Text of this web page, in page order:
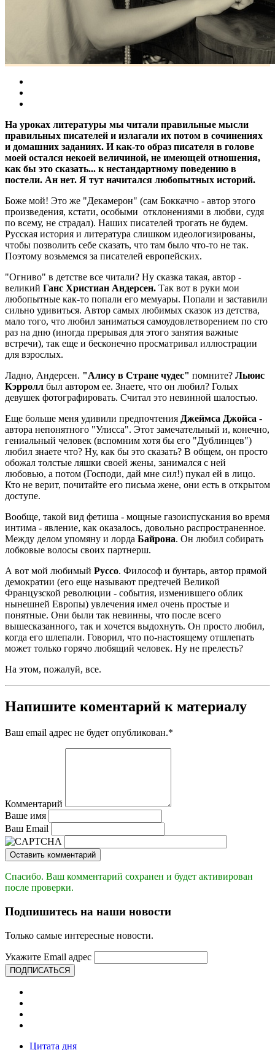
На уроках литературы мы читали правильные мысли
правильных писателей и излагали их потом в сочинениях
и домашних заданиях. И как-то образ писателя в голове
моей остался некоей величиной, не имеющей отношения,
как бы это сказать... к нестандартному поведению в
постели. Ан нет. Я тут начитался любопытных историй.
Боже мой! Это же "Декамерон" (сам Боккаччо - автор этого
произведения, кстати, особыми отклонениями в любви, судя
по всему, не страдал). Наших писателей трогать не будем.
Русская история и литература слишком идеологизированы,
чтобы позволить себе сказать, что там было что-то не так.
Поэтому возьмемся за писателей европейских.
"Огниво" в детстве все читали? Ну сказка такая, автор -
великий Ганс Христиан Андерсен. Так вот в руки мои
любопытные как-то попали его мемуары. Попали и заставили
сильно удивиться. Автор самых любимых сказок из детства,
мало того, что любил заниматься самоудовлетворением по сто
раз на дню (иногда прерывая для этого занятия важные
встречи), так еще и бесконечно просматривал иллюстрации
для взрослых.
Ладно, Андерсен. "Алису в Стране чудес" помните? Льюис
Кэрролл был автором ее. Знаете, что он любил? Голых
девушек фотографировать. Считал это невинной шалостью.
Еще больше меня удивили предпочтения Джеймса Джойса -
автора непонятного "Улисса". Этот замечательный и, конечно,
гениальный человек (вспомним хотя бы его "Дублинцев")
любил знаете что? Ну, как бы это сказать? В общем, он просто
обожал толстые ляшки своей жены, занимался с ней
любовью, а потом (Господи, дай мне сил!) пукал ей в лицо.
Кто не верит, почитайте его письма жене, они есть в открытом
доступе.
Вообще, такой вид фетиша - мощные газоиспускания во время
интима - явление, как оказалось, довольно распространенное.
Между делом упомяну и лорда Байрона. Он любил собирать
лобковые волосы своих партнерш.
А вот мой любимый Руссо. Философ и бунтарь, автор прямой
демократии (его еще называют предтечей Великой
Французской революции - события, изменившего облик
нынешней Европы) увлечения имел очень простые и
понятные. Они были так невинны, что после всего
вышесказанного, так и хочется выдохнуть. Он просто любил,
когда его шлепали. Говорил, что по-настоящему отшлепать
может только горячо любящий человек. Ну не прелесть?
На этом, пожалуй, все.
Напишите коментарий к материалу
Ваш email адрес не будет опубликован.*
Комментарий
Ваше имя
Ваш Email
Оставить комментарий
Спасибо. Ваш комментарий сохранен и будет активирован
после проверки.
Подпишитесь на наши новости
Только самые интересные новости.
Укажите Email адрес
ПОДПИСАТЬСЯ
Цитата дня